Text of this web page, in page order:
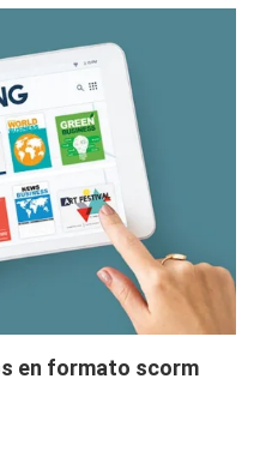
en formato scorm